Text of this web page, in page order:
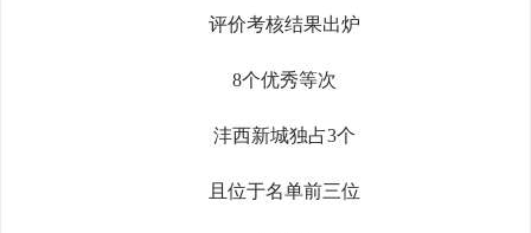
评价考核结果出炉
8个优秀等次
沣西新城独占3个
且位于名单前三位